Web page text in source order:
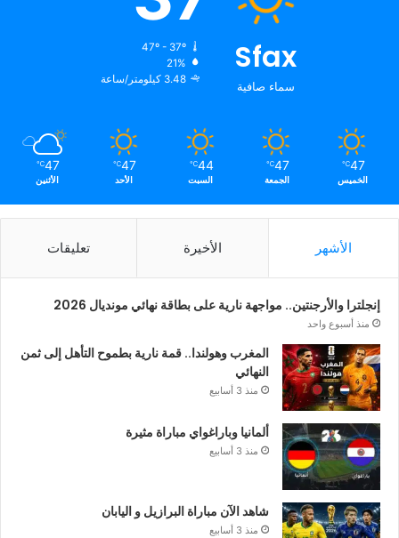
Sfax
سماء صافية
47º - 37º
21%
3.48 كيلومتر/ساعة
47
℃
الخميس
47
℃
الجمعة
44
℃
السبت
47
℃
الأحد
47
℃
الأثنين
الأشهر الأخيرة تعليقات
إنجلترا والأرجنتين.. مواجهة نارية على بطاقة نهائي مونديال 2026
منذ أسبوع واحد
المغرب وهولندا.. قمة نارية بطموح التأهل إلى ثمن
النهائي
منذ 3 أسابيع
ألمانيا وباراغواي مباراة مثيرة
منذ 3 أسابيع
شاهد الآن مباراة البرازيل و اليابان
منذ 3 أسابيع